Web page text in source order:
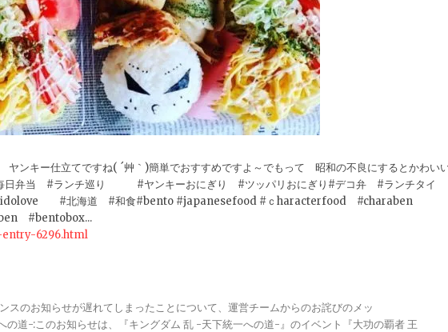
ンキー仕立てですね( ´艸｀)簡単でおすすめですよ～でもって 昭和の不良にするとかわい
弁当 #ランチ巡り #ヤンキーおにぎり #ツッパリおにぎり#デコ弁 #ランチタイ
#北海道 #和食#bento #japanesefood #ｃharacterfood #charaben
#bentobox...
6296.html
スのお知らせが遅れてしまったことについて、運営チームからのお詫びのメッ
の道-:このお知らせは、『キングダム 乱 -天下統一への道-』のイベント『大功の覇者 王